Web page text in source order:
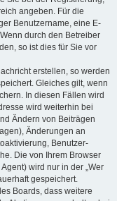
angeben. Für die
Benutzername, eine E-
durch den Betreiber
so ist dies für Sie vor
erstellen, so werden
Gleiches gilt, wenn
In diesen Fällen wird
wird weiterhin bei
Ändern von Beiträgen
Änderungen an
Benutzer-
Die von Ihrem Browser
wird nur in der „Wer
gespeichert.
Boards, dass weitere